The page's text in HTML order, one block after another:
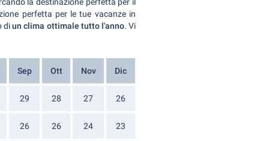
perfetta per le tue vacanze in
diun clima ottimale tutto l'anno. Vi
Sep Ott Nov Dic
29 28 27 26
26 26 24 23